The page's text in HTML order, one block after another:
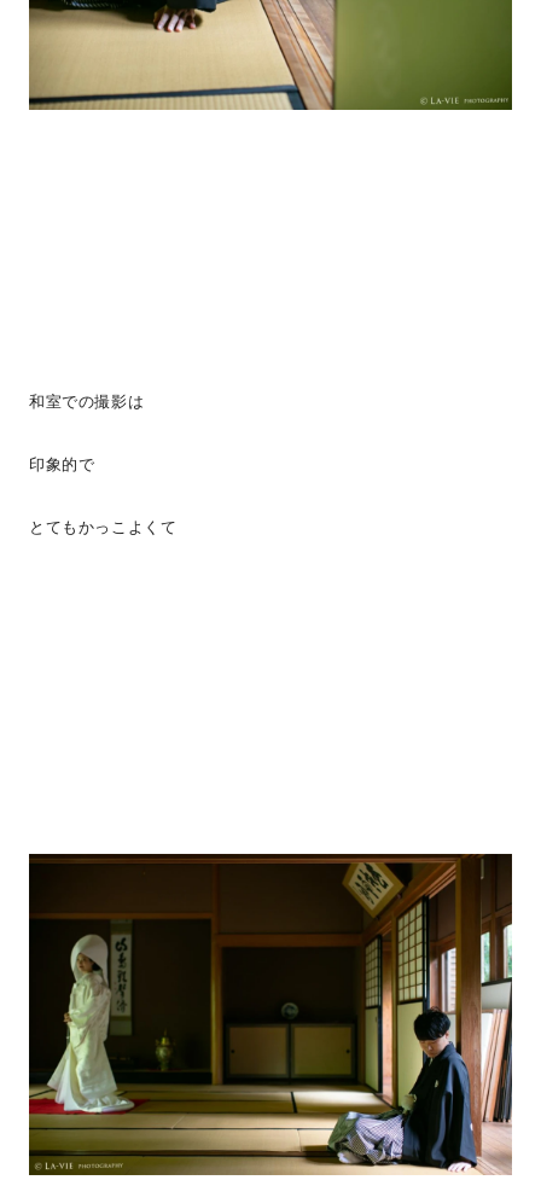
和室での撮影は
印象的で
とてもかっこよくて